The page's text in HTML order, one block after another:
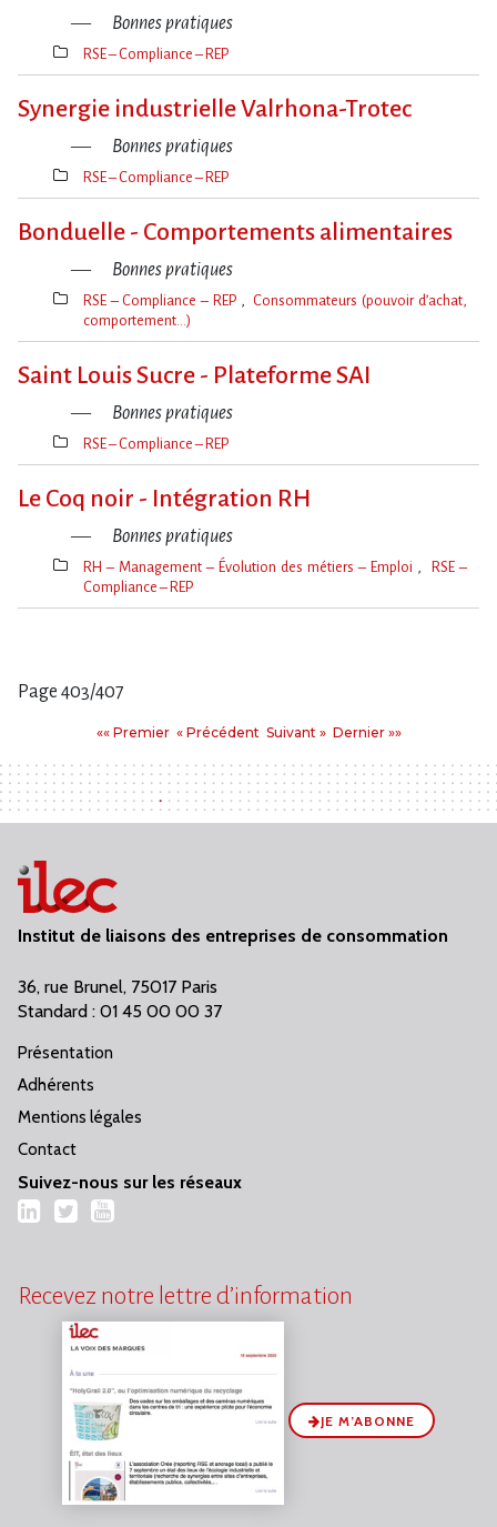
Bonnes pratiques
Thèmes(s)
RSE – Compliance – REP
Synergie industrielle Valrhona-Trotec
Bonnes pratiques
Thèmes(s)
RSE – Compliance – REP
Bonduelle - Comportements alimentaires
Bonnes pratiques
Thèmes(s)
RSE – Compliance – REP
Consommateurs (pouvoir d’achat,
comportement…)
Saint Louis Sucre - Plateforme SAI
Bonnes pratiques
Thèmes(s)
RSE – Compliance – REP
Le Coq noir - Intégration RH
Bonnes pratiques
Thèmes(s)
RH – Management – Évolution des métiers – Emploi
RSE –
Compliance – REP
Page 403/407
«« PremierPremier
« PrécédentPrécédent
Suivant
Suivant » Dernier
Dernier »»
Institut de liaisons des entreprises de consommation
36, rue Brunel, 75017 Paris
Standard : 01 45 00 00 37
Présentation
Adhérents
Mentions légales
Contact
Suivez-nous sur les réseaux
LinkedIn
TwitterYouTube
Recevez notre lettre d’information
JE M’ABONNE